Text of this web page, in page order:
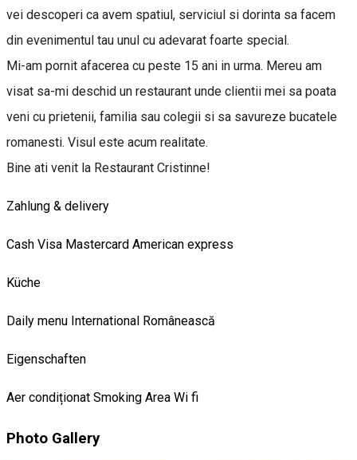
vei descoperi ca avem spatiul, serviciul si dorinta sa facem
din evenimentul tau unul cu adevarat foarte special.
Mi-am pornit afacerea cu peste 15 ani in urma. Mereu am
visat sa-mi deschid un restaurant unde clientii mei sa poata
veni cu prietenii, familia sau colegii si sa savureze bucatele
romanesti. Visul este acum realitate.
Bine ati venit la Restaurant Cristinne!
Zahlung & delivery
Cash Visa Mastercard American express
Küche
Daily menu International Românească
Eigenschaften
Aer condiționat Smoking Area Wi fi
Photo Gallery